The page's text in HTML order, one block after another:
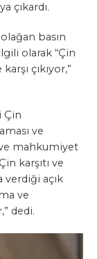
çıkardı.
basın
olarak “Çin
çıkıyor,”
Çin
ve
ve mahkumiyet
karşıtı ve
verdiği açık
ve
dedi.